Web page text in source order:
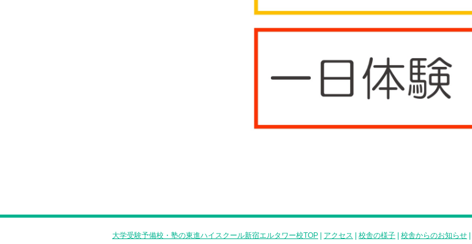
大学受験予備校・塾の東進ハイスクール新宿エルタワー校TOP | アクセス | 校舎の様子 | 校舎からのお知らせ |